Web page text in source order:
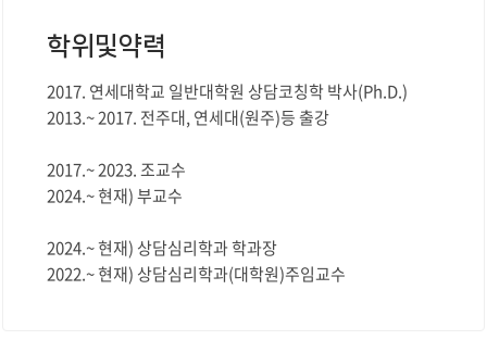
학위및약력
2017. 연세대학교 일반대학원 상담코칭학 박사(Ph.D.)
2013.~ 2017. 전주대, 연세대(원주)등 출강
2017.~ 2023. 조교수
2024.~ 현재) 부교수
2024.~ 현재) 상담심리학과 학과장
2022.~ 현재) 상담심리학과(대학원)주임교수